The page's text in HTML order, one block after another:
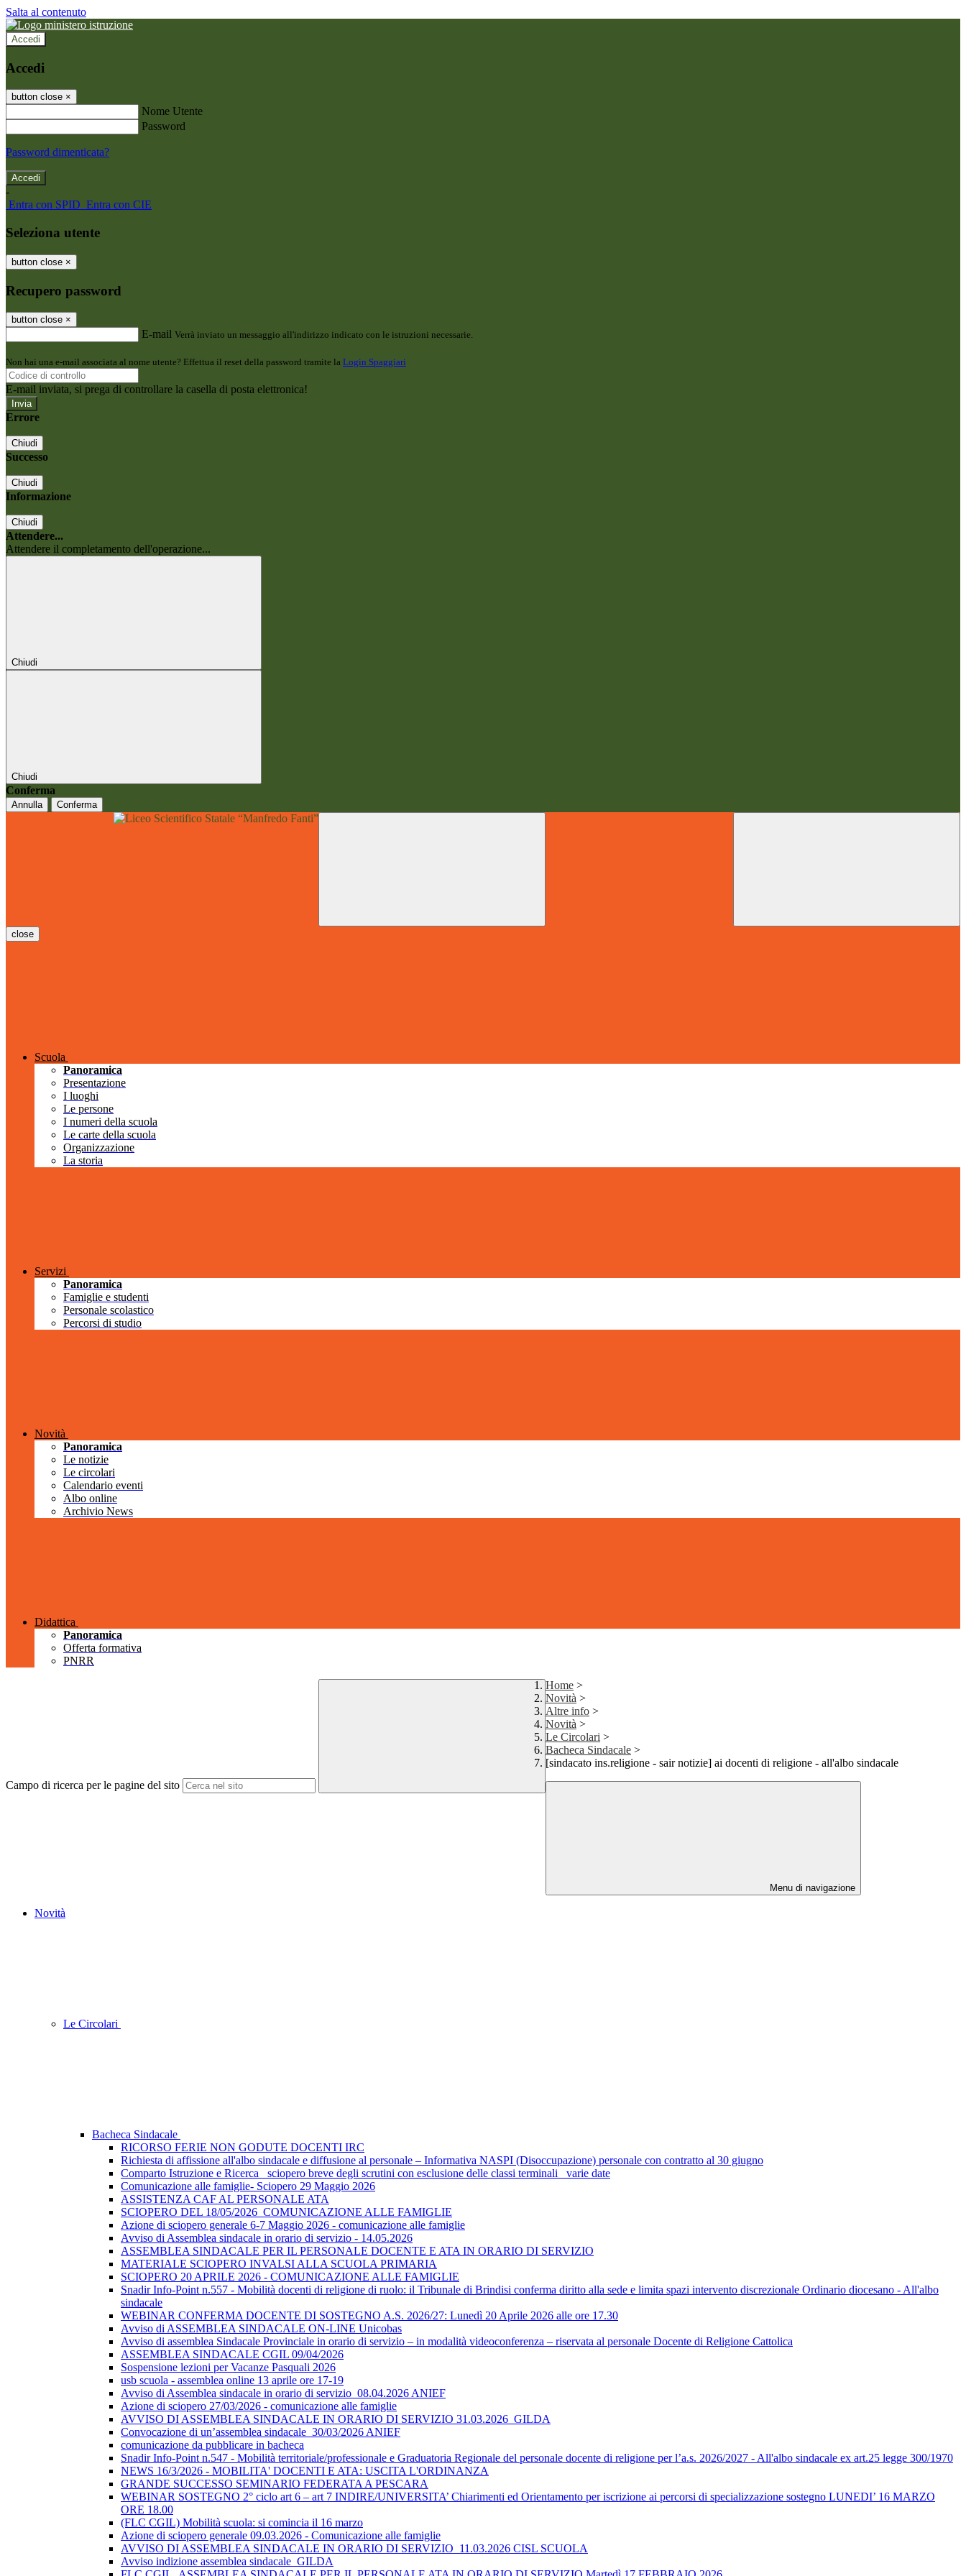
Salta al contenuto
Accedi
Accedi
button close ×
Nome Utente
Password
Password dimenticata?
-
Entra con SPID Entra con CIE
Seleziona utente
button close ×
Recupero password
button close ×
E-mail Verrà inviato un messaggio all'indirizzo indicato con le istruzioni necessarie.
Non hai una e-mail associata al nome utente? Effettua il reset della password tramite la Login Spaggiari
E-mail inviata, si prega di controllare la casella di posta elettronica!
Errore
Chiudi
Successo
Chiudi
Informazione
Chiudi
Attendere...
Attendere il completamento dell'operazione...
Chiudi
Chiudi
Conferma
Annulla Conferma
close
Scuola
Panoramica
Presentazione
I luoghi
Le persone
I numeri della scuola
Le carte della scuola
Organizzazione
La storia
Servizi
Panoramica
Famiglie e studenti
Personale scolastico
Percorsi di studio
Novità
Panoramica
Le notizie
Le circolari
Calendario eventi
Albo online
Archivio News
Didattica
Panoramica
Offerta formativa
PNRR
Campo di ricerca per le pagine del sito
Home >
Novità >
Altre info >
Novità >
Le Circolari >
Bacheca Sindacale >
[sindacato ins.religione - sair notizie] ai docenti di religione - all'albo sindacale
Menu di navigazione
Novità
Le Circolari
Bacheca Sindacale
RICORSO FERIE NON GODUTE DOCENTI IRC
Richiesta di affissione all'albo sindacale e diffusione al personale – Informativa NASPI (Disoccupazione) personale con contratto al 30 giugno
Comparto Istruzione e Ricerca_ sciopero breve degli scrutini con esclusione delle classi terminali_ varie date
Comunicazione alle famiglie- Sciopero 29 Maggio 2026
ASSISTENZA CAF AL PERSONALE ATA
SCIOPERO DEL 18/05/2026_COMUNICAZIONE ALLE FAMIGLIE
Azione di sciopero generale 6-7 Maggio 2026 - comunicazione alle famiglie
Avviso di Assemblea sindacale in orario di servizio - 14.05.2026
ASSEMBLEA SINDACALE PER IL PERSONALE DOCENTE E ATA IN ORARIO DI SERVIZIO
MATERIALE SCIOPERO INVALSI ALLA SCUOLA PRIMARIA
SCIOPERO 20 APRILE 2026 - COMUNICAZIONE ALLE FAMIGLIE
Snadir Info-Point n.557 - Mobilità docenti di religione di ruolo: il Tribunale di Brindisi conferma diritto alla sede e limita spazi intervento discrezionale Ordinario diocesano - All'albo
sindacale
WEBINAR CONFERMA DOCENTE DI SOSTEGNO A.S. 2026/27: Lunedì 20 Aprile 2026 alle ore 17.30
Avviso di ASSEMBLEA SINDACALE ON-LINE Unicobas
Avviso di assemblea Sindacale Provinciale in orario di servizio – in modalità videoconferenza – riservata al personale Docente di Religione Cattolica
ASSEMBLEA SINDACALE CGIL 09/04/2026
Sospensione lezioni per Vacanze Pasquali 2026
usb scuola - assemblea online 13 aprile ore 17-19
Avviso di Assemblea sindacale in orario di servizio_08.04.2026 ANIEF
Azione di sciopero 27/03/2026 - comunicazione alle famiglie
AVVISO DI ASSEMBLEA SINDACALE IN ORARIO DI SERVIZIO 31.03.2026_GILDA
Convocazione di un’assemblea sindacale_30/03/2026 ANIEF
comunicazione da pubblicare in bacheca
Snadir Info-Point n.547 - Mobilità territoriale/professionale e Graduatoria Regionale del personale docente di religione per l’a.s. 2026/2027 - All'albo sindacale ex art.25 legge 300/1970
NEWS 16/3/2026 - MOBILITA' DOCENTI E ATA: USCITA L'ORDINANZA
GRANDE SUCCESSO SEMINARIO FEDERATA A PESCARA
WEBINAR SOSTEGNO 2° ciclo art 6 – art 7 INDIRE/UNIVERSITA’ Chiarimenti ed Orientamento per iscrizione ai percorsi di specializzazione sostegno LUNEDI’ 16 MARZO
ORE 18.00
(FLC CGIL) Mobilità scuola: si comincia il 16 marzo
Azione di sciopero generale 09.03.2026 - Comunicazione alle famiglie
AVVISO DI ASSEMBLEA SINDACALE IN ORARIO DI SERVIZIO_11.03.2026 CISL SCUOLA
Avviso indizione assemblea sindacale_GILDA